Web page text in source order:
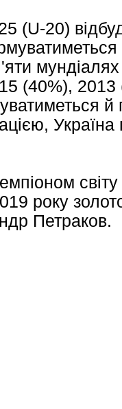
(U-20)
(40%), 2013
й
Україна
світу
року
Петраков.